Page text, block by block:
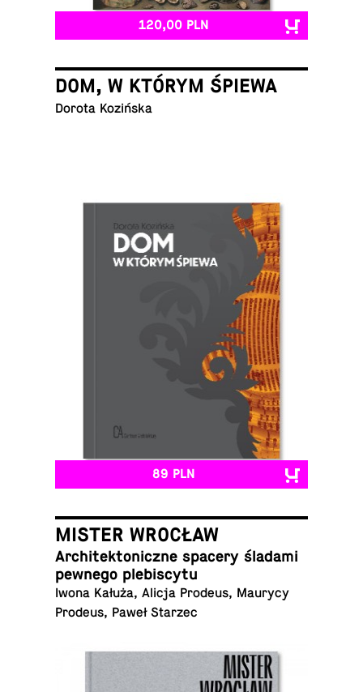
120,00 PLN
DOM, W KTÓRYM ŚPIEWA
Dorota Kozińska
89 PLN
MISTER WROCŁAW
Ar­chi­tek­to­nicz­ne spacery śladami
pewnego plebiscytu
Iwona Kałuża, Alicja Prodeus, Maurycy
Prodeus, Paweł Starzec